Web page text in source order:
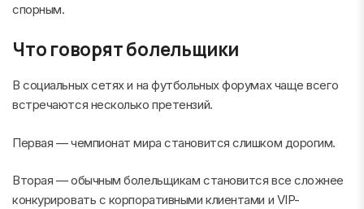
спорным.
Что говорят болельщики
В социальных сетях и на футбольных форумах чаще всего
встречаются несколько претензий.
Первая — чемпионат мира становится слишком дорогим.
Вторая — обычным болельщикам становится все сложнее
конкурировать с корпоративными клиентами и VIP-